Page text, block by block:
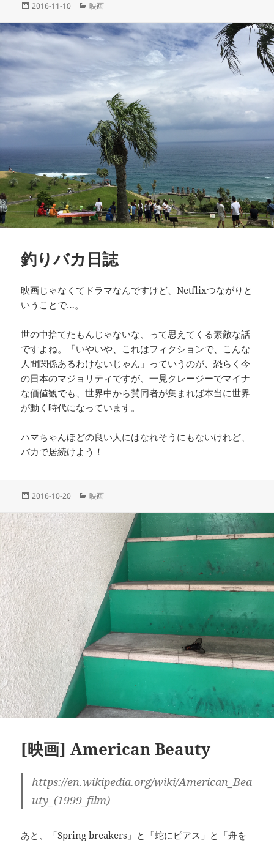
投
日:
2016-11-10
カ
リ
ー
映画
釣りバカ日誌
映画じゃなくてドラマなんですけど、Netflixつながりと
いうことで…。
世の中捨てたもんじゃないな、って思えてくる素敵な話
ですよね。「いやいや、これはフィクションで、こんな
人間関係あるわけないじゃん」っていうのが、恐らく今
の日本のマジョリティですが、一見クレージーでマイナ
な価値観でも、世界中から賛同者が集まれば本当に世界
が動く時代になっています。
ハマちゃんほどの良い人にはなれそうにもないけれど、
バカで居続けよう！
投
日:
2016-10-20
カ
ゴ
リ
ー
映画
[映画] American Beauty
https://en.wikipedia.org/wiki/American_Bea
uty_(1999_film)
あと、「Spring breakers」と「蛇にピアス」と「舟を